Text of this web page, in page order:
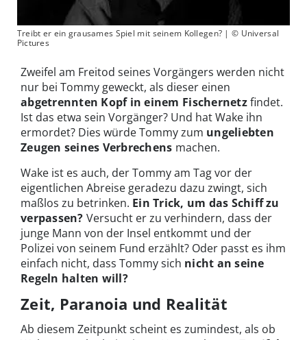
Treibt er ein grausames Spiel mit seinem Kollegen? | © Universal
Pictures
Zweifel am Freitod seines Vorgängers werden nicht
nur bei Tommy geweckt, als dieser einen
abgetrennten Kopf in einem Fischernetzfindet.
Ist das etwa sein Vorgänger? Und hat Wake ihn
ermordet? Dies würde Tommy zum ungeliebten
Zeugen seines Verbrechens machen.
Wake ist es auch, der Tommy am Tag vor der
eigentlichen Abreise geradezu dazu zwingt, sich
maßlos zu betrinken. Ein Trick, um das Schiff zu
verpassen? Versucht er zu verhindern, dass der
junge Mann von der Insel entkommt und der
Polizei von seinem Fund erzählt? Oder passt es ihm
einfach nicht, dass Tommy sich nicht an seine
Regeln halten will?
Zeit, Paranoia und Realität
Ab diesem Zeitpunkt scheint es zumindest, als ob